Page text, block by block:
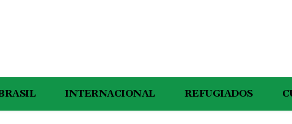
INTERNACIONAL REFUGIADOS